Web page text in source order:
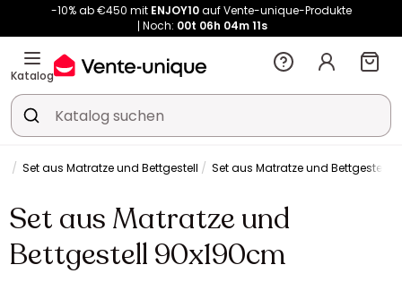
Noch:00t 06h04m11s
Kauf-unique wird zu Vente-unique - Gleicher Shop, neuer Name!
-10% ab €450 mit ENJOY10
auf Vente-unique-Produkte
Noch:00t06h
Katalog
Set aus Matratze und Bettgestell Set aus Matratze und Bettgestell
Set aus Matratze und
Bettgestell 90x190cm